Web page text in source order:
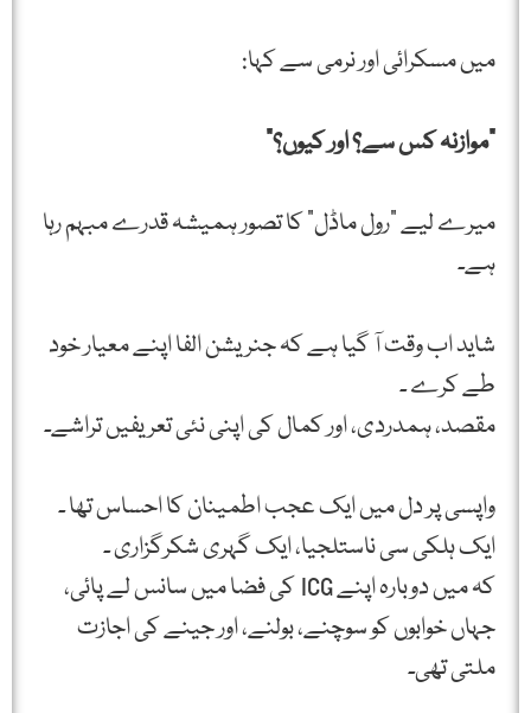
میں مسکرائی اور نرمی سے کہا:
"موازنہ کس سے؟ اور کیوں؟”
میرے لیے "رول ماڈل” کا تصور ہمیشہ قدرے مبہم رہا
ہے۔
شاید اب وقت آ گیا ہے کہ جنریشن الفا اپنے معیار خود
طے کرے ۔
مقصد، ہمدردی، اور کمال کی اپنی نئی تعریفیں تراشے۔
واپسی پر دل میں ایک عجب اطمینان کا احساس تھا ۔
ایک ہلکی سی ناستلجیا، ایک گہری شکرگزاری ۔
کہ میں دوبارہ اپنے ICG کی فضا میں سانس لے پائی،
جہاں خوابوں کو سوچنے، بولنے، اور جینے کی اجازت
ملتی تھی۔